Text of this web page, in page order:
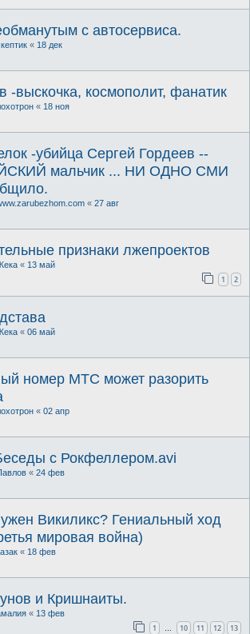
с автосервиса.
« 18 дек
-выскочка, космополит, фанатик
« 18 ноя
-убийца Сергей Гордеев --
мальчик ... НИ ОДНО СМИ
« 27 авг
признаки лжепроектов
« 13 май
1 2
« 06 май
номер МТС может разорить
« 02 апр
с Рокфеллером.avi
« 24 фев
Викиликс? Гениальный ход
мировая война)
« 18 фев
и Кришнаиты.
« 13 фев
1 10 11 12 13